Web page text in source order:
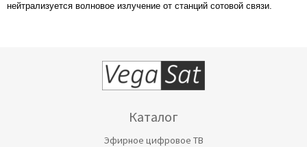
нейтрализуется волновое излучение от станций сотовой связи.
Каталог
Эфирное цифровое ТВ